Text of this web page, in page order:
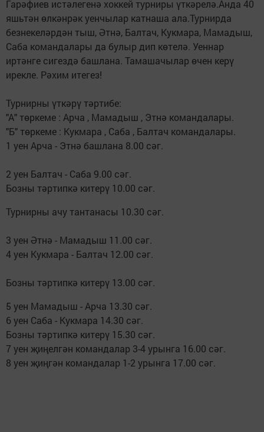
Гарәфиев истәлегенә хоккей турниры үткәрелә.Анда 40
яшьтән өлкәнрәк уенчылар катнаша ала.Турнирда
безнекеләрдән тыш, Әтнә, Балтач, Кукмара, Мамадыш,
Саба командалары да булыр дип көтелә. Уеннар
иртәнге сигездә башлана. Тамашачылар өчен керү
ирекле. Рәхим итегез!
Турнирны үткәрү тәртибе:
"А" төркеме : Арча , Мамадыш , Этнә командалары.
"Б" төркеме : Кукмара , Саба , Балтач командалары.
1 уен Арча - Этнә башлана 8.00 сәг.
2 уен Балтач - Саба 9.00 сәг.
Бозны тәртипкә китерү 10.00 сәг.
Турнирны ачу тантанасы 10.30 сәг.
3 уен Әтнә - Мамадыш 11.00 сәг.
4 уен Кукмара - Балтач 12.00 сәг.
Бозны тәртипкә китерү 13.00 сәг.
5 уен Мамадыш - Арча 13.30 сәг.
6 уен Саба - Кукмара 14.30 сәг.
Бозны тәртипкә китерү 15.30 сәг.
7 уен җиңелгән командалар 3-4 урынга 16.00 сәг.
8 уен җиңгән командалар 1-2 урынга 17.00 сәг.